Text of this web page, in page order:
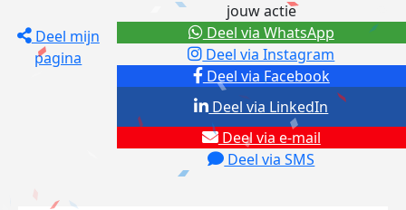
Deel mijn
pagina
jouw actie
Deel via Facebook
Deel via Instagram
Deel via e-mail
Deel via SMS
Deel via LinkedIn
Deel via WhatsApp